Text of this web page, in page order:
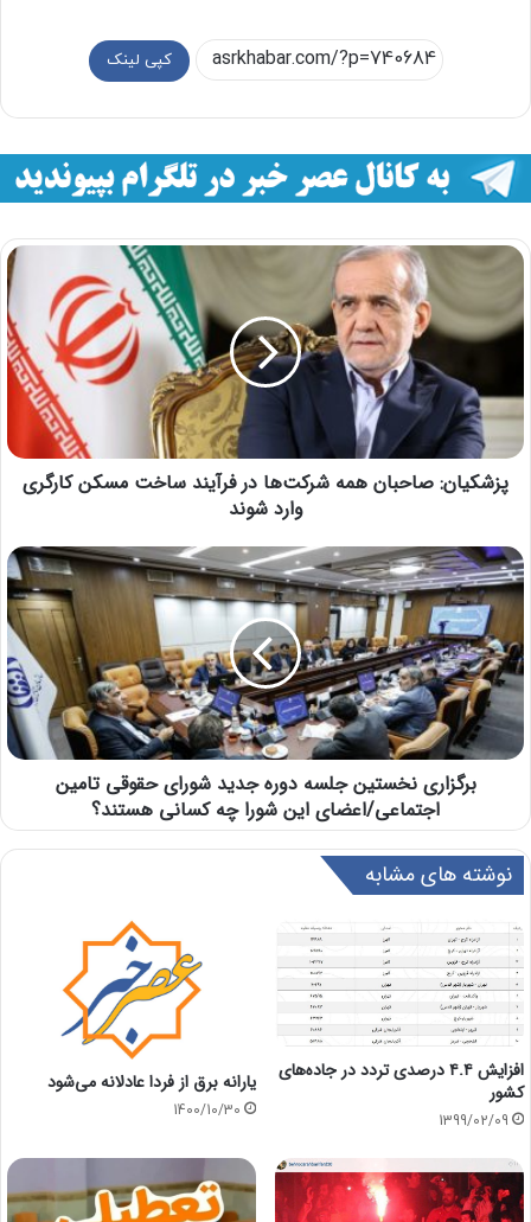
کپی لینک
پزشکیان: صاحبان همه شرکت‌ها در فرآیند ساخت مسکن کارگری
وارد شوند
برگزاری نخستین جلسه دوره جدید شورای حقوقی تامین
اجتماعی/اعضای این شورا چه کسانی هستند؟
نوشته های مشابه
افزایش ۴.۴ درصدی تردد در جاد‌ه‌های
کشور
1399/02/09
یارانه برق از فردا عادلانه می‌شود
1400/10/30